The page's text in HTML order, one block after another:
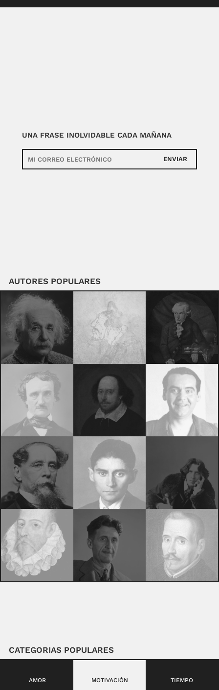
UNA FRASE INOLVIDABLE CADA MAÑANA
ENVIAR
AUTORES POPULARES
CATEGORIAS POPULARES
AMOR MOTIVACIÓN TIEMPO